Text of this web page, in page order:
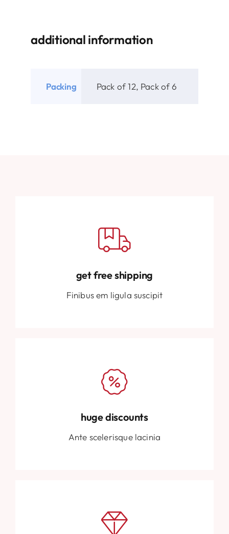
additional information
Packing Pack of 12, Pack of 6
get free shipping
Finibus em ligula suscipit
huge discounts
Ante scelerisque lacinia